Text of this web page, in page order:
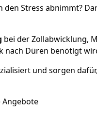
den Stress abnimmt?
bei der Zollabwicklung,
nach Düren benötigt
und sorgen
Angebote